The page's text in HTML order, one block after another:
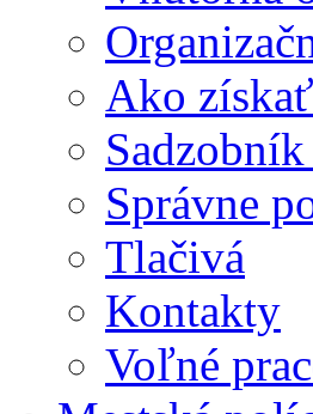
Ako
Správne
Tlačivá
Kontakty
Voľné